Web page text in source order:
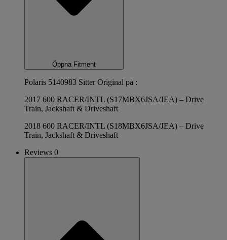
Öppna Fitment
Polaris 5140983 Sitter Original på :
2017 600 RACER/INTL (S17MBX6JSA/JEA) – Drive
Train, Jackshaft & Driveshaft
2018 600 RACER/INTL (S18MBX6JSA/JEA) – Drive
Train, Jackshaft & Driveshaft
Reviews 0